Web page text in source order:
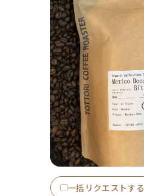
一括リクエストする